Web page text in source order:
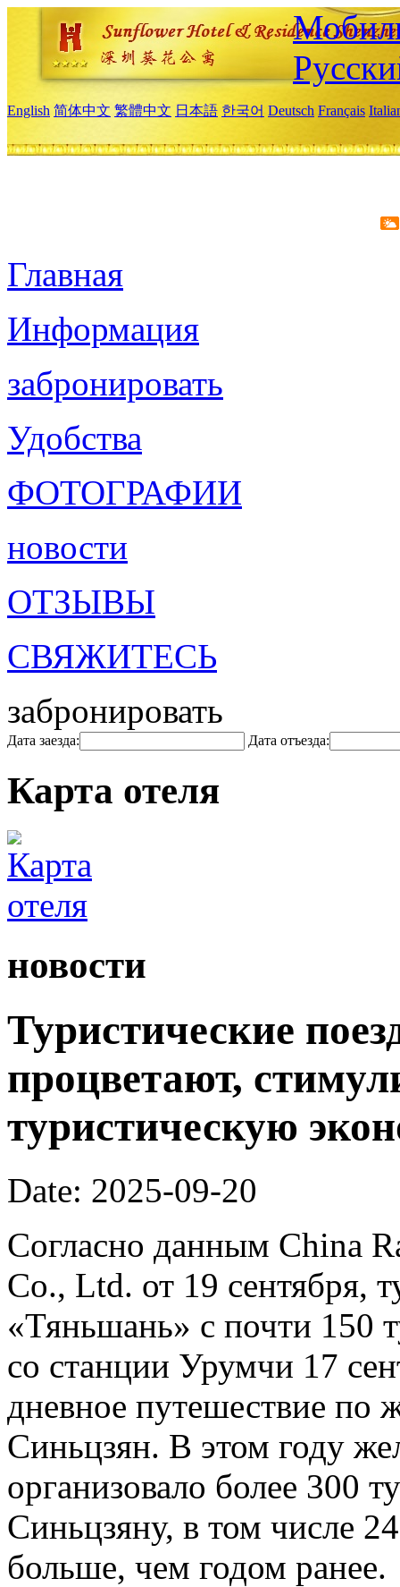
English 简体中文 繁體中文 日本語 한국어 Deutsch Français
Главная
Информация
забронировать
Удобства
ФОТОГРАФИИ
новости
ОТЗЫВЫ
СВЯЖИТЕСЬ
забронировать
Дата заезда: Дата отъезда:
Карта отеля
новости
Туристические
процветают,
туристическую
Date: 2025-09-20
Согласно данным China
Co., Ltd. от 19 сентября,
«Тяньшань» с почти 150
со станции Урумчи 17
дневное путешествие по
Синьцзян. В этом году
организовало более 300
Синьцзяну, в том числе
больше, чем годом ранее.